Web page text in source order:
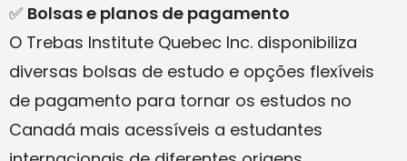
✅ Bolsas e planos de pagamento
O Trebas Institute Quebec Inc. disponibiliza
diversas bolsas de estudo e opções flexíveis
de pagamento para tornar os estudos no
Canadá mais acessíveis a estudantes